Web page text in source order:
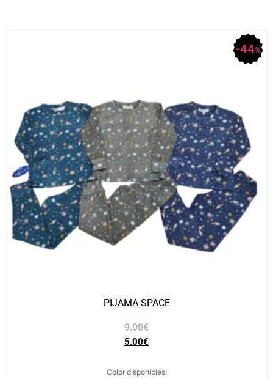
44%
PIJAMA SPACE
9.00€
5.00€
Color disponibles: